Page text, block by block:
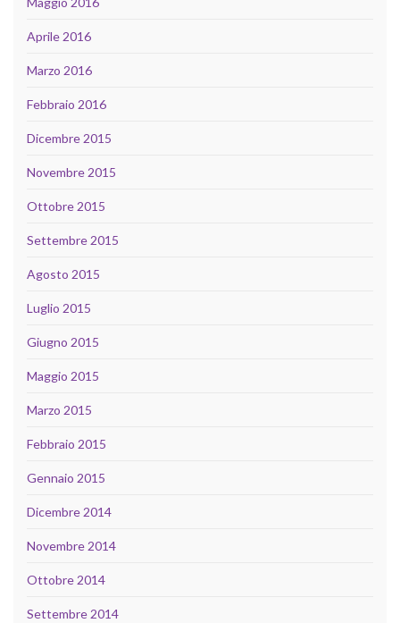
Aprile 2016
Marzo 2016
Febbraio 2016
Dicembre 2015
Novembre 2015
Ottobre 2015
Settembre 2015
Agosto 2015
Luglio 2015
Giugno 2015
Maggio 2015
Marzo 2015
Febbraio 2015
Gennaio 2015
Dicembre 2014
Novembre 2014
Ottobre 2014
Settembre 2014